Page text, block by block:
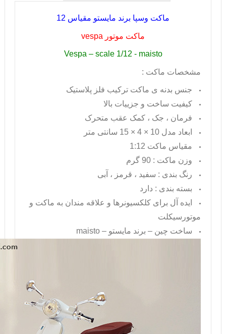
ماکت وسپا برند مایستو مقیاس 12
ماکت موتور vespa
Vespa – scale 1/12 - maisto
مشخصات ماکت :
جنس بدنه ی ماکت ترکیب فلز پلاستیک
کیفیت ساخت و جزییات بالا
فرمان ، جک ، کمک عقب متحرک
ابعاد مدل 10 × 4 × 15 سانتی متر
مقیاس ماکت 1:12
وزن ماکت : 90 گرم
رنگ بندی : سفید ، قرمز ، آبی
بسته بندی : دارد
ایده آل برای کلکسیونرها و علاقه مندان به ماکت و
موتورسیکلت
ساخت چین – برند مایستو – maisto